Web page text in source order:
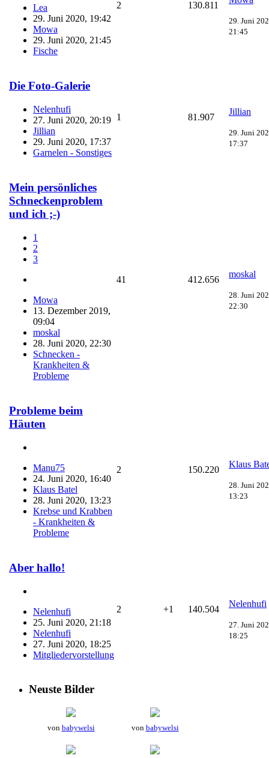
Lea
29. Juni 2020, 19:42
Mowa
29. Juni 2020, 21:45
Fische
2 130.811
29. Juni
21:45
Die Foto-Galerie
Nelenhufi
27. Juni 2020, 20:19
Jillian
29. Juni 2020, 17:37
Garnelen - Sonstiges
1 81.907
Jillian
29. Juni
17:37
Mein persönliches
Schneckenproblem
und ich ;-)
1
2
3
Mowa
13. Dezember 2019,
09:04
moskal
28. Juni 2020, 22:30
Schnecken -
Krankheiten &
Probleme
41 412.656
moskal
28. Juni
22:30
Probleme beim
Häuten
Manu75
24. Juni 2020, 16:40
Klaus Batel
28. Juni 2020, 13:23
Krebse und Krabben
- Krankheiten &
Probleme
2 150.220
Klaus
28. Juni
13:23
Aber hallo!
Nelenhufi
25. Juni 2020, 21:18
Nelenhufi
27. Juni 2020, 18:25
Mitgliedervorstellung
2 +1 140.504
Nelenhufi
27. Juni
18:25
Neuste Bilder
von babywelsi von babywelsi